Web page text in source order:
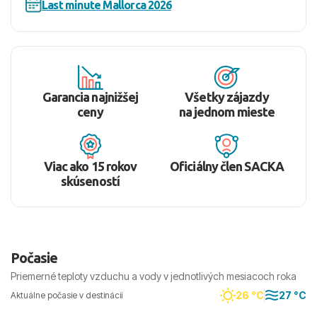
Last minute Mallorca 2026
Garancia najnižšej
ceny
Všetky zájazdy
na jednom mieste
Viac ako 15 rokov
skúseností
Oficiálny člen SACKA
Počasie
Priemerné teploty vzduchu a vody v jednotlivých mesiacoch roka
Aktuálne počasie v destinácii 26 °C 27 °C